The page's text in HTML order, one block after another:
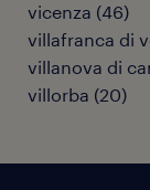
vicenza (46)
villafranca di
villanova di
villorba (20)